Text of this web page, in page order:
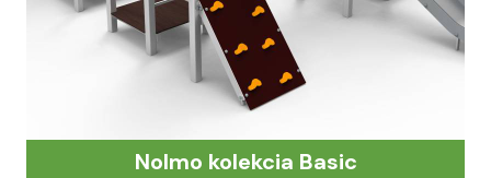
Nolmo kolekcia Basic